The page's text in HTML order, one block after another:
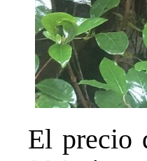
El precio